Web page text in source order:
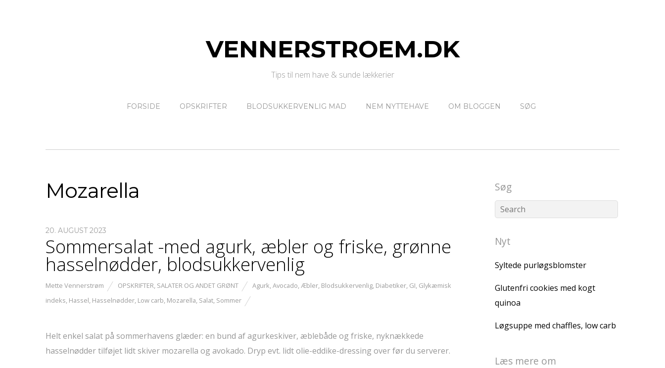
VENNERSTROEM.DK
Tips til nem have & sunde lækkerier
FORSIDE OPSKRIFTER BLODSUKKERVENLIG MAD NEM NYTTEHAVE OM BLOGGEN SØG
Mozarella
20. AUGUST 2023
Sommersalat -med agurk, æbler og friske, grønne
hasselnødder, blodsukkervenlig
Mette Vennerstrøm OPSKRIFTER, SALATER OG ANDET GRØNT Agurk,Avocado,Æbler, Blodsukkervenlig, Diabetiker, GI, Glykæmisk
indeks, Hassel, Hasselnødder, Low carb, Mozarella, Salat, Sommer
Helt enkel salat på sommerhavens glæder: en bund af agurkeskiver, æblebåde og friske, nyknækkede
hasselnødder tilføjet lidt skiver mozarella og avokado. Dryp evt. lidt olie-eddike-dressing over før du serverer.
Søg
Nyt
Syltede purløgsblomster
Glutenfri cookies med kogt
quinoa
Løgsuppe med chaffles, low carb
Læs mere om